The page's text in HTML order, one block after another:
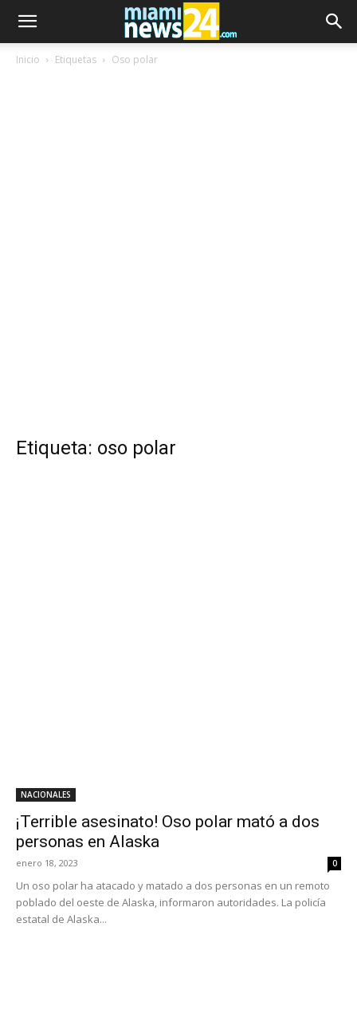
Inicio Etiquetas Oso polar
Etiqueta: oso polar
NACIONALES
¡Terrible asesinato! Oso polar mató a dos
personas en Alaska
enero 18, 2023 0
Un oso polar ha atacado y matado a dos personas en un remoto
poblado del oeste de Alaska, informaron autoridades. La policía
estatal de Alaska...